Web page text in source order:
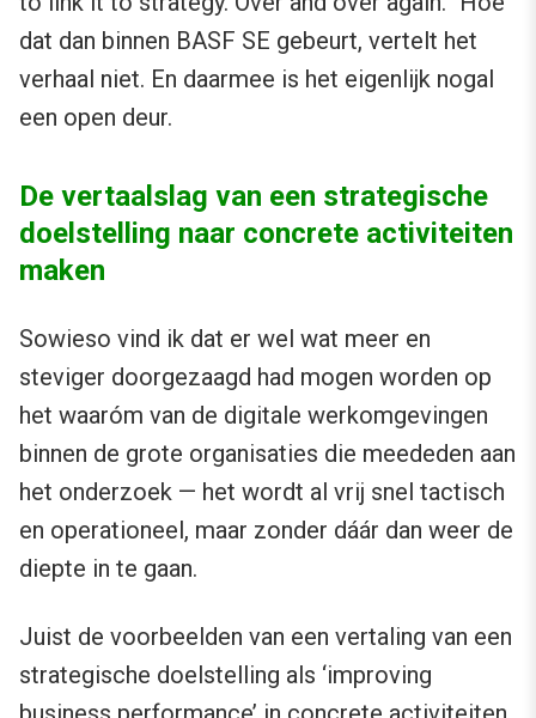
dat dan binnen BASF SE gebeurt, vertelt het
verhaal niet. En daarmee is het eigenlijk nogal
een open deur.
De vertaalslag van een strategische
doelstelling naar concrete activiteiten
maken
Sowieso vind ik dat er wel wat meer en
steviger doorgezaagd had mogen worden op
het waaróm van de digitale werkomgevingen
binnen de grote organisaties die meededen aan
het onderzoek — het wordt al vrij snel tactisch
en operationeel, maar zonder dáár dan weer de
diepte in te gaan.
Juist de voorbeelden van een vertaling van een
strategische doelstelling als ‘improving